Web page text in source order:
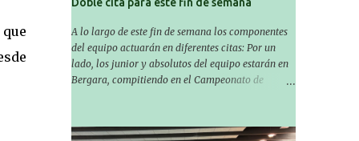
A lo largo de este fin de semana los componentes
del equipo actuarán en diferentes citas: Por un
lado, los junior y absolutos del equipo estarán en
Bergara, compitiendo en el Campeonato de
celebrará en dos jornadas: el sábado tendrá